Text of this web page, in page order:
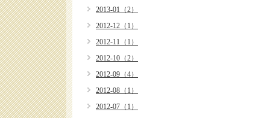
2013-01（2）
2012-12（1）
2012-11（1）
2012-10（2）
2012-09（4）
2012-08（1）
2012-07（1）